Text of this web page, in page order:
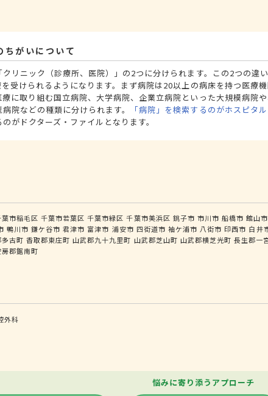
ちがいについて
リニック（診療所、医院）」の2つに分けられます。この2つの違
受けられるようになります。まず病院は20以上の病床を持つ医療
に取り組む国立病院、大学病院、企業立病院といった大規模病院
院などの種類に分けられます。
「病院」を検索するのがホスピタ
がドクターズ・ファイルとなります。
葉市稲毛区 千葉市若葉区 千葉市緑区 千葉市美浜区 銚子市 市川市 船橋市 館山市
鴨川市 鎌ケ谷市 君津市 富津市 浦安市 四街道市 袖ケ浦市 八街市 印西市 白井
古町 香取郡東庄町 山武郡九十九里町 山武郡芝山町 山武郡横芝光町 長生郡一
房郡鋸南町
外科
悩みに寄り添うアプローチ